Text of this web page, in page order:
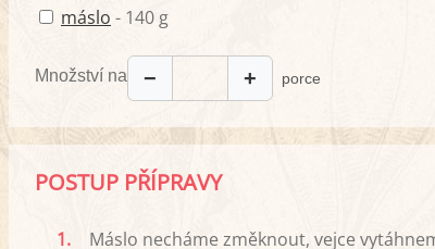
máslo - 140 g
Množství na − + porce
POSTUP PŘÍPRAVY
1.
Máslo necháme změknout, vejce